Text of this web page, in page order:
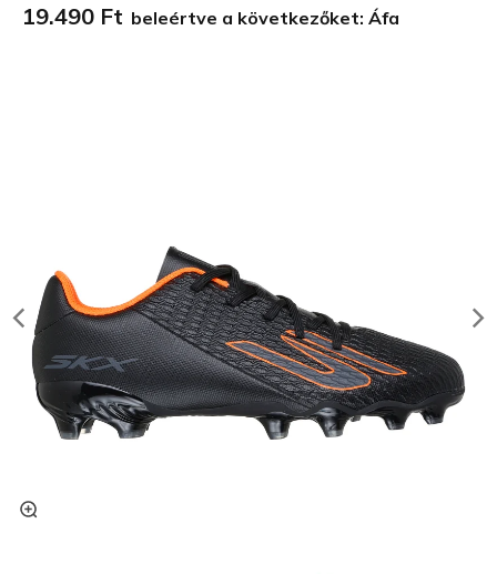
19.490 Ft beleértve a következőket: Áfa